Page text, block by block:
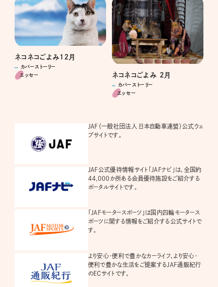
ネコネコごよみ12月
カバーストーリー
エッセー
ネコネコごよみ 2月
カバーストーリー
エッセー
JAF（一般社団法人 日本自動車連盟）公式ウェ
ブサイトです。
JAF公式優待情報サイト「JAFナビ」は、全国約
44,000か所ある会員優待施設をご紹介する
ポータルサイトです。
「JAFモータースポーツ」は国内四輪モータース
ポーツに関する情報をご紹介する公式サイトで
す。
より安心・便利で豊かなカーライフ、より安心・
便利で豊かな生活をご提案するJAF通販紀行
のECサイトです。